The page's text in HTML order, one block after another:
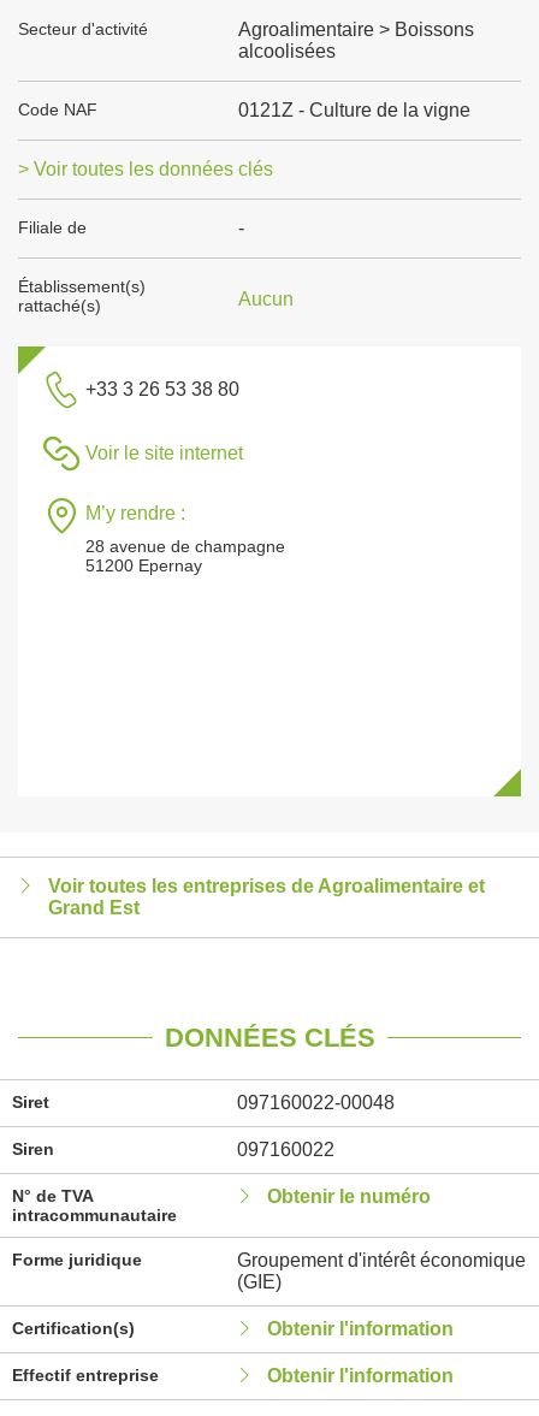
Secteur d'activité
Agroalimentaire > Boissons
alcoolisées
Code NAF 0121Z - Culture de la vigne
> Voir toutes les données clés
Filiale de -
Établissement(s)
rattaché(s)
Aucun
+33 3 26 53 38 80
Voir le site internet
M’y rendre :
28 avenue de champagne
51200 Epernay
Voir toutes les entreprises de Agroalimentaire et
Grand Est
DONNÉES CLÉS
Siret 097160022-00048
Siren 097160022
N° de TVA
intracommunautaire
Obtenir le numéro
Forme juridique
Groupement d'intérêt économique
(GIE)
Certification(s) Obtenir l'information
Effectif entreprise Obtenir l'information